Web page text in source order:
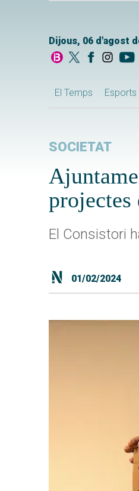
Dijous, 06 d'agost
El Temps Esports
SOCIETAT
El Consistori
01/02/2024